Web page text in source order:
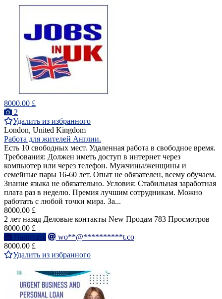
8000.00 £
2
Удалить из избранного
London, United Kingdom
Работа для жителей Англии.
Есть 10 свободных мест. Удаленная работа в свободное время.
Требования: Должен иметь доступ в интернет через
компьютер или через телефон. Мужчины/женщины и
семейные пары 16-60 лет. Опыт не обязателен, всему обучаем.
Знание языка не обязательно. Условия: Стабильная заработная
плата раз в неделю. Премия лучшим сотрудникам. Можно
работать с любой точки мира. За...
8000.00 £
2 лет назад Деловые контакты New Продам 783 Просмотров
8000.00 £
Написать
wo**@**********t.co
8000.00 £
Удалить из избранного